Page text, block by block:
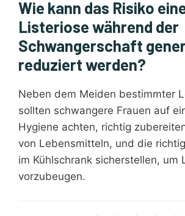
Wie kann das Risiko
Listeriose während der
Schwangerschaft
reduziert werden?
Neben dem Meiden bestimmter
sollten schwangere Frauen auf
Hygiene achten, richtig
von Lebensmitteln, und die
im Kühlschrank sicherstellen, um
vorzubeugen.